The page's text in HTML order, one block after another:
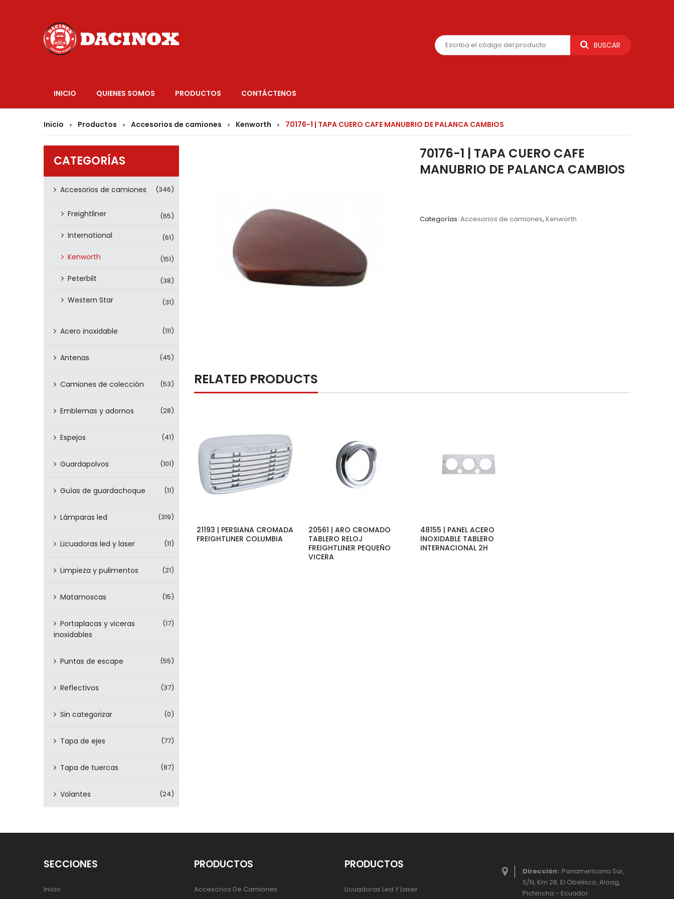
BUSCAR
INICIO QUIENES SOMOS PRODUCTOS CONTÁCTENOS
Inicio > Productos > Accesorios de camiones > Kenworth > 70176-1 | TAPA CUERO CAFE MANUBRIO DE PALANCA CAMBIOS
CATEGORÍAS
Accesorios de camiones (346)
Freightliner (65)
International (61)
Kenworth (151)
Peterbilt (38)
Western Star (31)
Acero inoxidable (111)
Antenas (45)
Camiones de colección (53)
Emblemas y adornos (28)
Espejos (41)
Guardapolvos (101)
Guías de guardachoque (11)
Lámparas led (319)
Licuadoras led y laser (11)
Limpieza y pulimentos (21)
Matamoscas (15)
Portaplacas y viceras
inoxidables
(17)
Puntas de escape (55)
Reflectivos (37)
Sin categorizar (0)
Tapa de ejes (77)
Tapa de tuercas (87)
Volantes (24)
70176-1 | TAPA CUERO CAFE
MANUBRIO DE PALANCA CAMBIOS
Categorías: Accesorios de camiones, Kenworth
RELATED PRODUCTS
21193 | PERSIANA CROMADA
FREIGHTLINER COLUMBIA
20561 | ARO CROMADO
TABLERO RELOJ
FREIGHTLINER PEQUEÑO
VICERA
48155 | PANEL ACERO
INOXIDABLE TABLERO
INTERNACIONAL 2H
Dirección: Panamericana Sur,
S/N, Km 28, El Obelisco, Aloag,
Pichincha - Ecuador.
SECCIONES
Inicio
PRODUCTOS
Accesorios De Camiones
PRODUCTOS
Licuadoras Led Y Laser